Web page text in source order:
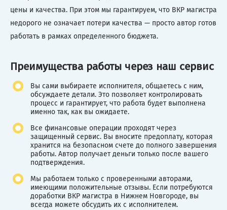
цены и качества. При этом мы гарантируем, что ВКР магистра
недорого не означает потери качества — просто автор готов
работать в рамках определенного бюджета.
Преимущества работы через наш сервис
Вы сами выбираете исполнителя, общаетесь с ним,
обсуждаете детали. Это позволяет контролировать
процесс и гарантирует, что работа будет выполнена
именно так, как вы ожидаете.
Все финансовые операции проходят через
защищенный сервис. Вы вносите предоплату, которая
хранится на безопасном счете до полного завершения
работы. Автор получает деньги только после вашего
подтверждения.
Мы работаем только с проверенными авторами,
имеющими положительные отзывы. Если потребуются
доработки ВКР магистра в Нижнем Новгороде, вы
всегда можете обсудить их с исполнителем.